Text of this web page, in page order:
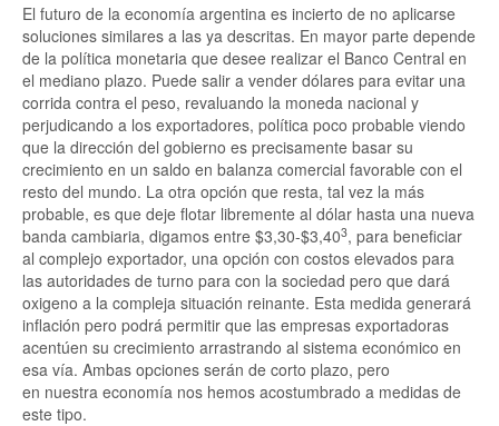
El futuro de la economía argentina es incierto de no aplicarse
soluciones similares a las ya descritas. En mayor parte depende
de la política monetaria que desee realizar el Banco Central en
el mediano plazo. Puede salir a vender dólares para evitar una
corrida contra el peso, revaluando la moneda nacional y
perjudicando a los exportadores, política poco probable viendo
que la dirección del gobierno es precisamente basar su
crecimiento en un saldo en balanza comercial favorable con el
resto del mundo. La otra opción que resta, tal vez la más
probable, es que deje flotar libremente al dólar hasta una nueva
banda cambiaria, digamos entre $3,30-$3,403, para beneficiar
al complejo exportador, una opción con costos elevados para
las autoridades de turno para con la sociedad pero que dará
oxigeno a la compleja situación reinante. Esta medida generará
inflación pero podrá permitir que las empresas exportadoras
acentúen su crecimiento arrastrando al sistema económico en
esa vía. Ambas opciones serán de corto plazo, pero
en nuestra economía nos hemos acostumbrado a medidas de
este tipo.